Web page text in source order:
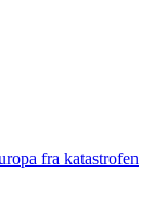
fra katastrofen